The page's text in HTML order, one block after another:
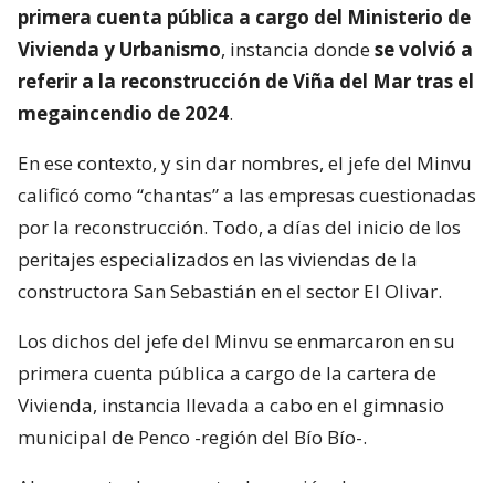
primera cuenta pública a cargo del Ministerio de
Vivienda y Urbanismo, instancia dondese volvió a
referir a la reconstrucción de Viña del Mar tras el
megaincendio de 2024.
En ese contexto, y sin dar nombres, el jefe del Minvu
calificó como “chantas” a las empresas cuestionadas
por la reconstrucción. Todo, a días del inicio de los
peritajes especializados en las viviendas de la
constructora San Sebastián en el sector El Olivar.
Los dichos del jefe del Minvu se enmarcaron en su
primera cuenta pública a cargo de la cartera de
Vivienda, instancia llevada a cabo en el gimnasio
municipal de Penco -región del Bío Bío-.